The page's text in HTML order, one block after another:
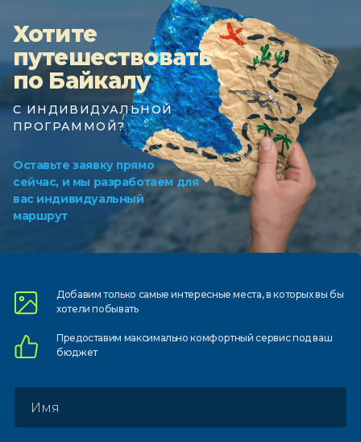
Хотите
путешествовать
по Байкалу
С ИНДИВИДУАЛЬНОЙ
ПРОГРАММОЙ?
Оставьте заявку прямо
сейчас, и мы разработаем для
вас индивидуальный
маршрут
Добавим только самыеинтересные места, в которыхвы бы
хотели побывать
Предоставим максимально комфортныйсервис под ваш
бюджет